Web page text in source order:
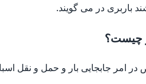
باربری در می گویند.
چیست؟
امر جابجایی بار و حمل و نقل